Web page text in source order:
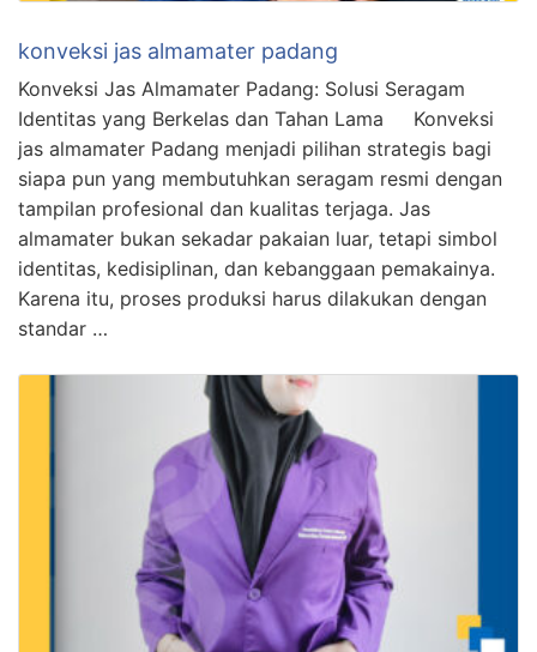
konveksi jas almamater padang
Konveksi Jas Almamater Padang: Solusi Seragam
Identitas yang Berkelas dan Tahan Lama Konveksi
jas almamater Padang menjadi pilihan strategis bagi
siapa pun yang membutuhkan seragam resmi dengan
tampilan profesional dan kualitas terjaga. Jas
almamater bukan sekadar pakaian luar, tetapi simbol
identitas, kedisiplinan, dan kebanggaan pemakainya.
Karena itu, proses produksi harus dilakukan dengan
standar …